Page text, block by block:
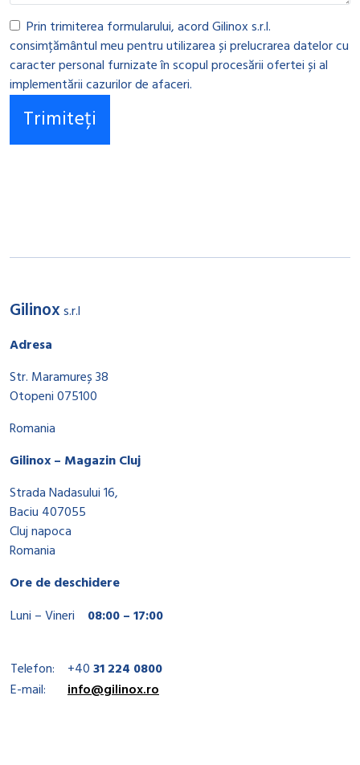
Prin trimiterea formularului, acord Gilinox s.r.l.
consimțământul meu pentru utilizarea și prelucrarea datelor cu
caracter personal furnizate în scopul procesării ofertei și al
implementării cazurilor de afaceri.
Gilinoxs.r.l
Adresa
Str. Maramureș 38
Otopeni 075100
Romania
Gilinox – Magazin Cluj
Strada Nadasului 16,
Baciu 407055
Cluj napoca
Romania
Ore de deschidere
Luni – Vineri
08:00 – 17:00
Telefon: +4031 224 0800
E-mail:
info@gilinox.ro